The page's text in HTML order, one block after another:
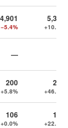
4,901
−5.4%
5,399
+10.2%
—
200
+5.8%
293
+46.5%
106
+0.0%
130
+22.6%